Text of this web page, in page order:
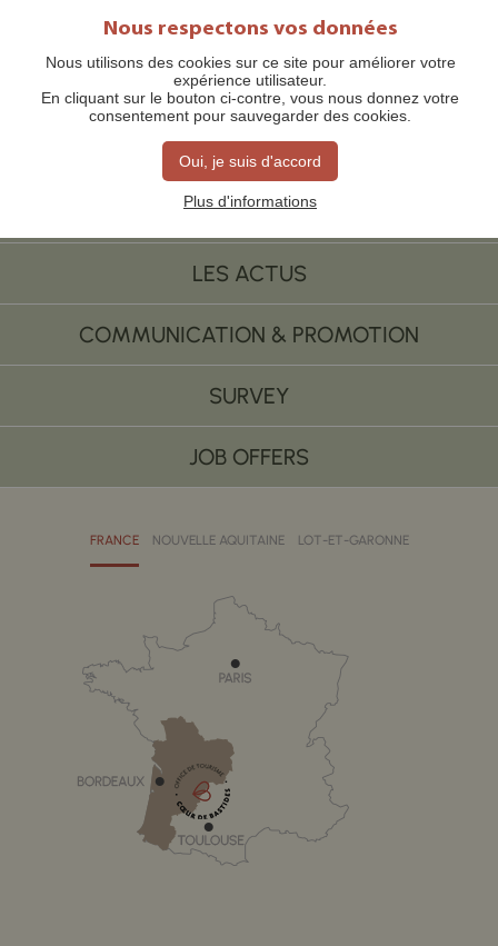
Homepage Pro space Partner of the Tourist Office
THE TOURIST OFFICE
PARTNER OF THE TOURIST OFFICE
LES ACTUS
COMMUNICATION & PROMOTION
SURVEY
JOB OFFERS
FRANCE NOUVELLE AQUITAINE LOT-ET-GARONNE
Nous respectons vos données
Nous utilisons des cookies sur ce site pour améliorer votre
expérience utilisateur.
En cliquant sur le bouton ci-contre, vous nous donnez votre
consentement pour sauvegarder des cookies.
Oui, je suis d'accord
Plus d'informations